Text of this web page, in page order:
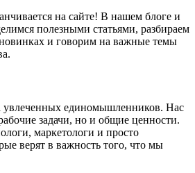
на сайте! В нашем блоге и
полезными статьями, разбираем
и говорим на важные темы
единомышленников. Нас
задачи, но и общие ценности.
маркетологи и просто
верят в важность того, что мы